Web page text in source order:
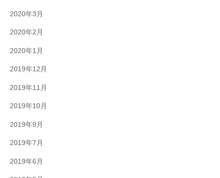
2020年3月
2020年2月
2020年1月
2019年12月
2019年11月
2019年10月
2019年9月
2019年7月
2019年6月